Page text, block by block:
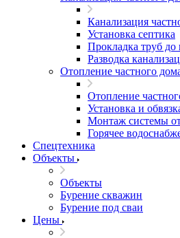
Канализация
Установка септика
Прокладка труб до
Разводка
Отопление частного
Отопление
Установка и
Монтаж системы
Горячее
Спецтехника
Объекты
Объекты
Бурение скважин
Бурение под сваи
Цены